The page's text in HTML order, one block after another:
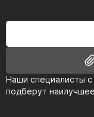
Наши специалисты
подберут